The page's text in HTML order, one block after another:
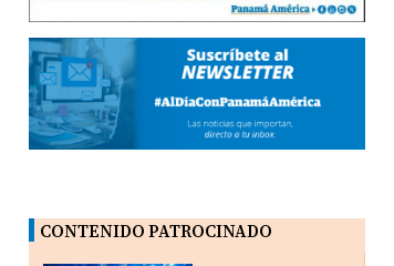
CONTENIDO PATROCINADO